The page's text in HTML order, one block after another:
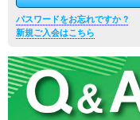
パスワードをお忘れですか ?
新規ご入会はこちら